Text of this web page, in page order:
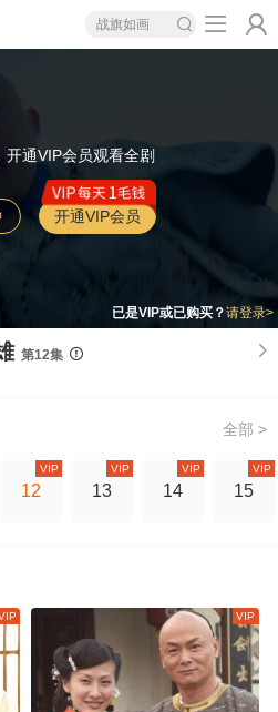
战旗如画
开通VIP会员观看全剧
开通VIP会员
已是VIP或已购买？请登录>
第12集
全部 >
12
VIP
13
VIP
14
VIP
15
VIP